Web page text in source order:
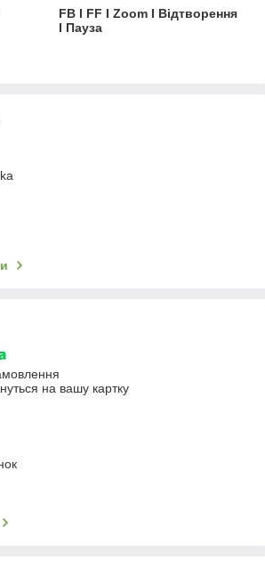
FB І FF І Zoom І Відтворення
І Пауза
на вашу картку